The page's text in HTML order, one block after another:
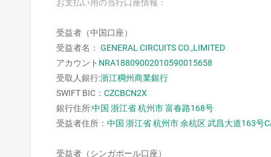
お支払い用の当行口座情報：
受益者（中国口座）
受益者名： GENERAL CIRCUITS CO.,LIMITED
アカウント NRA18809002010590015658
受取人銀行:浙江稠州商業銀行
SWIFT BIC： CZCBCN2X
銀行住所:中国 浙江省 杭州市 富春路168号
受益者住所： 中国 浙江省 杭州市 余杭区 武昌大道163号
受益者（シンガポール口座）